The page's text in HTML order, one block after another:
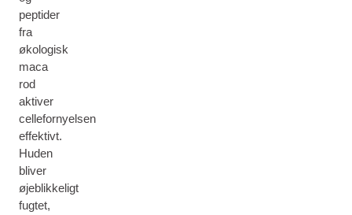
peptider
fra
økologisk
maca
rod
aktiver
cellefornyelsen
effektivt.
Huden
bliver
øjeblikkeligt
fugtet,